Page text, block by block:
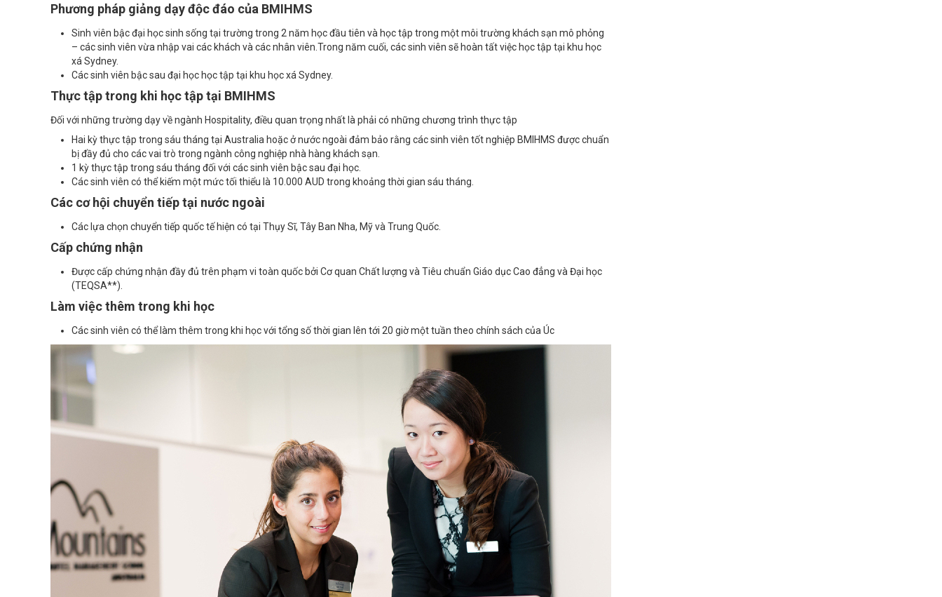
Phương pháp giảng dạy độc đáo của BMIHMS
Sinh viên bậc đại học sinh sống tại trường trong 2 năm học đầu tiên và học tập trong một môi trường khách sạn mô phỏng
– các sinh viên vừa nhập vai các khách và các nhân viên.Trong năm cuối, các sinh viên sẽ hoàn tất việc học tập tại khu học
xá Sydney.
Các sinh viên bậc sau đại học học tập tại khu học xá Sydney.
Thực tập trong khi học tập tại BMIHMS
Đối với những trường dạy về ngành Hospitality, điều quan trọng nhất là phải có những chương trình thực tập
Hai kỳ thực tập trong sáu tháng tại Australia hoặc ở nước ngoài đảm bảo rằng các sinh viên tốt nghiệp BMIHMS được chuẩn
bị đầy đủ cho các vai trò trong ngành công nghiệp nhà hàng khách sạn.
1 kỳ thực tập trong sáu tháng đối với các sinh viên bậc sau đại học.
Các sinh viên có thể kiếm một mức tối thiểu là 10.000 AUD trong khoảng thời gian sáu tháng.
Các cơ hội chuyển tiếp tại nước ngoài
Các lựa chọn chuyển tiếp quốc tế hiện có tại Thụy Sĩ, Tây Ban Nha, Mỹ và Trung Quốc.
Cấp chứng nhận
Được cấp chứng nhận đầy đủ trên phạm vi toàn quốc bởi Cơ quan Chất lượng và Tiêu chuẩn Giáo dục Cao đẳng và Đại học
(TEQSA**).
Làm việc thêm trong khi học
Các sinh viên có thể làm thêm trong khi học với tổng số thời gian lên tới 20 giờ một tuần theo chính sách của Úc